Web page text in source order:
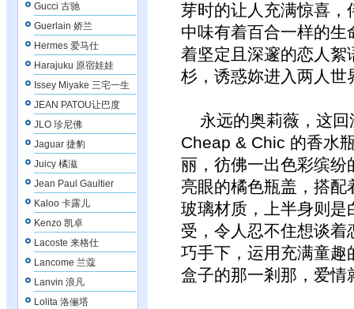
Gucci 古驰
Guerlain 娇兰
Hermes 爱马仕
Harajuku 原宿娃娃
Issey Miyake 三宅一生
JEAN PATOU让巴度
JLO 珍尼佛
Jaguar 捷豹
Juicy 橘滋
Jean Paul Gaultier
Kaloo 卡露儿
Kenzo 凯卓
Lacoste 来格仕
Lancome 兰蔻
Lanvin 浪凡
Lolita 洛俪塔
芽时的让人充满惊喜
中味有着百合一样的
着坚定且深邃的恋人
杉，诱惑妳进入两人
永远的奥莉薇，这回
Cheap & Chic 的香水
丽，彷佛一出色彩缤
亮眼的橘色瓶盖，搭
玻璃材质，上半身则
受，令人忍不住想谈
巧手下，运用充满童
盒子的那一剎那，爱